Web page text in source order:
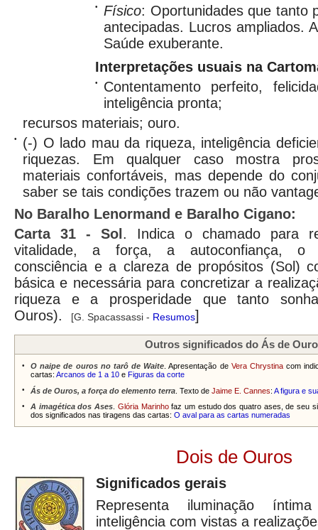
• Físico: Oportunidades que tanto
antecipadas. Lucros ampliados.
Saúde exuberante.
Interpretações usuais na
•
Contentamento perfeito,
inteligência pronta;
recursos materiais; ouro.
•
(-) O lado mau da riqueza, inteligência
riquezas. Em qualquer caso mostra
materiais confortáveis, mas depende do
saber se tais condições trazem ou não
No Baralho Lenormand e Baralho Cigano:
Carta 31 - Sol . Indica o chamado para
vitalidade, a força, a autoconfiança, o
consciência e a clareza de propósitos (Sol)
básica e necessária para concretizar a
riqueza e a prosperidade que tanto
Ouros).
[G. Spacassassi - Resumos]
Outros significados do Ás de
• O naipe de ouros no tarô de Waite . Apresentação de Vera Chrystinacom
cartas: Arcanos de 1 a 10 e Figuras da corte
• Ás de Ouros, a força do elemento terra . Texto de Jaime E. Cannes: A figura e
• A imagética dos Ases Glória Marinhofaz um estudo dos quatro ases, de seu
dos significados nas tiragens das cartas: O aval para as cartas numeradas
Dois de Ouros
Significados gerais
Representa iluminação
inteligência com vistas a